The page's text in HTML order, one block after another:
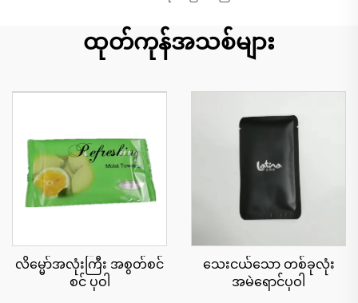
ထုတ်ကုန်အသစ်များ
လိမ္မော်အလုံးကြီး အစွတ်စင်
စင် ပုဝါ
သေးငယ်သော တစ်ခုလုံး
အမဲရောင်ပုဝါ